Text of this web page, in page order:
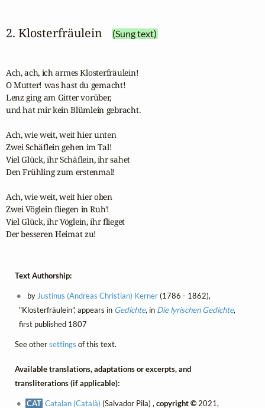
2. Klosterfräulein (Sung text)
Ach, ach, ich armes Klosterfräulein!
O Mutter! was hast du gemacht!
Lenz ging am Gitter vorüber,
und hat mir kein Blümlein gebracht.
Ach, wie weit, weit hier unten
Zwei Schäflein gehen im Tal!
Viel Glück, ihr Schäflein, ihr sahet
Den Frühling zum erstenmal!
Ach, wie weit, weit hier oben
Zwei Vöglein fliegen in Ruh'!
Viel Glück, ihr Vöglein, ihr flieget
Der besseren Heimat zu!
Text Authorship:
by Justinus (Andreas Christian) Kerner(1786 - 1862),
"Klosterfräulein", appears in Gedichte, in Die lyrischen Gedichte,
first published 1807
See othersettings of this text.
Available translations, adaptations or excerpts, and
transliterations (if applicable):
CAT Catalan (Català) (Salvador Pila) ,copyright © 2021,